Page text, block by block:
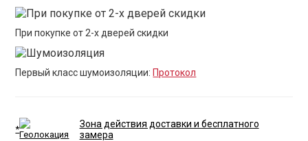
При покупке от 2-х дверей скидки
Первый класс шумоизоляции: Протокол
*
Зона действия доставки и бесплатного
замера